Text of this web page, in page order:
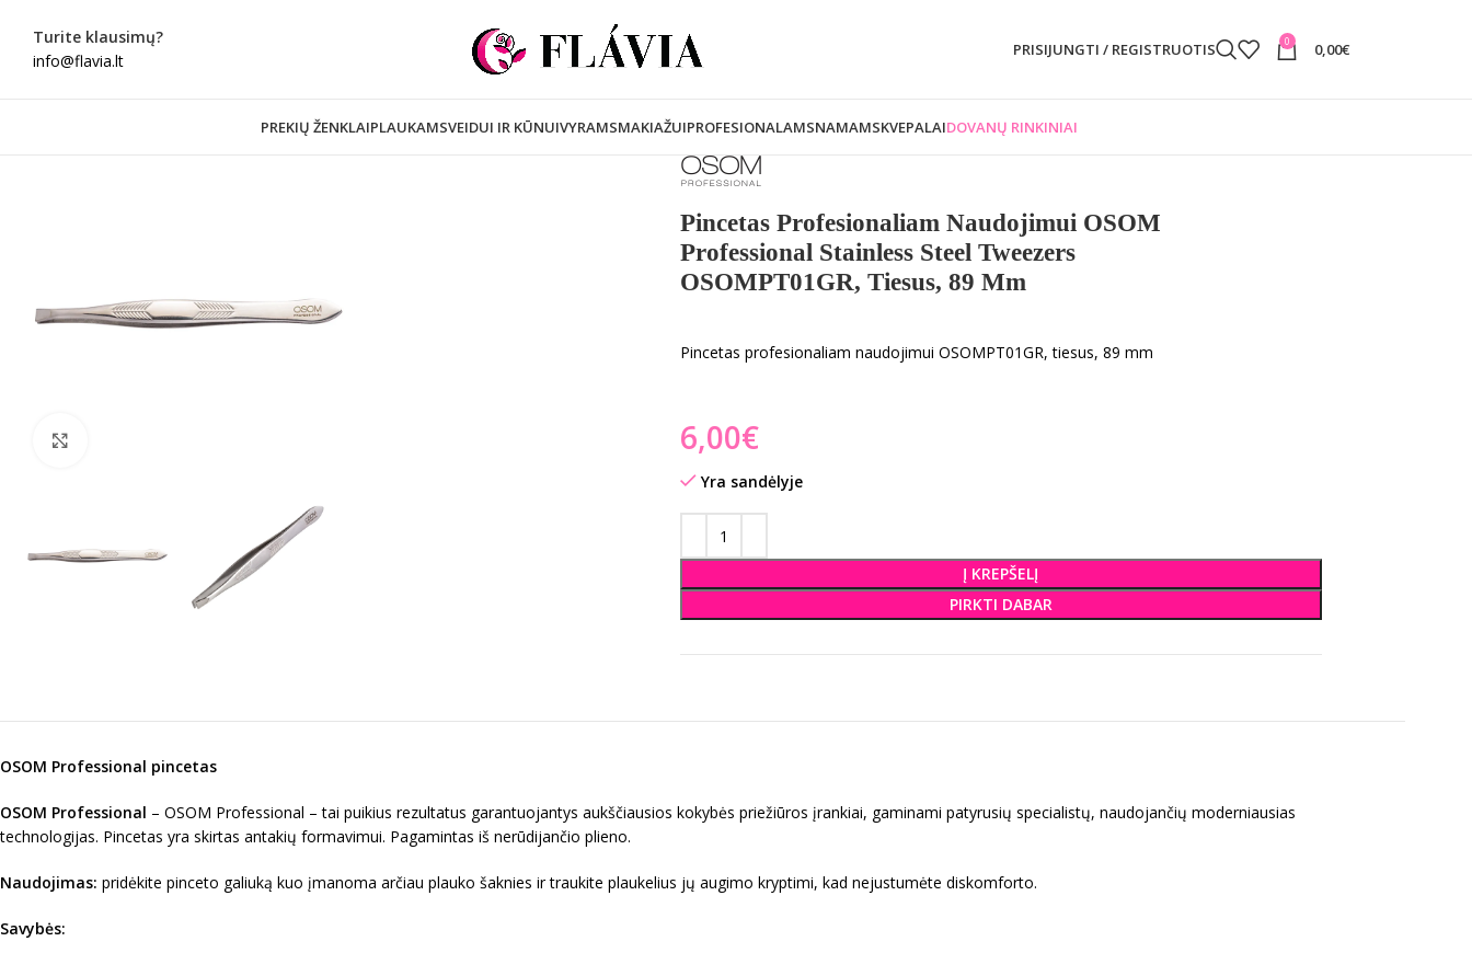
Turite klausimų?
info@flavia.lt
PRISIJUNGTI / REGISTRUOTIS 0 0,00€
PREKIŲ ŽENKLAIPLAUKAMSVEIDUI IR KŪNUIVYRAMSMAKIAŽUIPROFESIONALAMSNAMAMSKVEPALAIDOVANŲ RINKINIAI
Pincetas Profesionaliam Naudojimui OSOM
Professional Stainless Steel Tweezers
OSOMPT01GR, Tiesus, 89 Mm
Pincetas profesionaliam naudojimui OSOMPT01GR, tiesus, 89 mm
€
Yra sandėlyje
Į KREPŠELĮ
PIRKTI DABAR
OSOM Professional pincetas
OSOM Professional – OSOM Professional – tai puikius rezultatus garantuojantys aukščiausios kokybės priežiūros įrankiai, gaminami patyrusių specialistų, naudojančių moderniausias
technologijas. Pincetas yra skirtas antakių formavimui. Pagamintas iš nerūdijančio plieno.
Naudojimas: pridėkite pinceto galiuką kuo įmanoma arčiau plauko šaknies ir traukite plaukelius jų augimo kryptimi, kad nejustumėte diskomforto.
Savybės: